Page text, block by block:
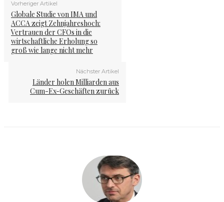
Vorheriger Artikel
Globale Studie von IMA und
ACCA zeigt Zehnjahreshoch:
Vertrauen der CFOs in die
wirtschaftliche Erholung so
groß wie lange nicht mehr
Nächster Artikel
Länder holen Milliarden aus
Cum-Ex-Geschäften zurück